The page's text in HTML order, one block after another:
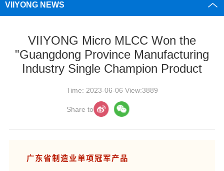
VIIYONG NEWS
VIIYONG Micro MLCC Won the
"Guangdong Province Manufacturing
Industry Single Champion Product
Time: 2023-06-06 View:3889
Share to
广东省制造业单项冠军产品